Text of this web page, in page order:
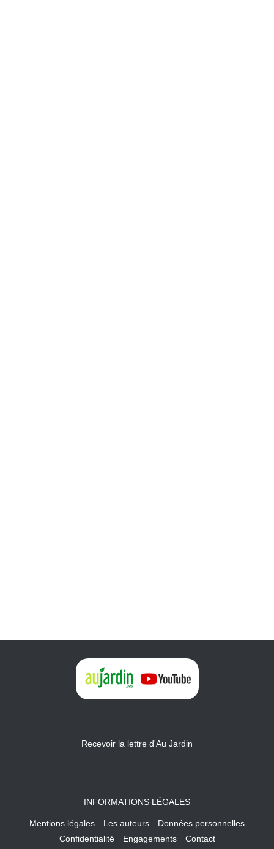
Recevoir la lettre d'Au Jardin
INFORMATIONS LÉGALES
Mentions légales Les auteurs
Données personnelles
Confidentialité
Engagements Contact